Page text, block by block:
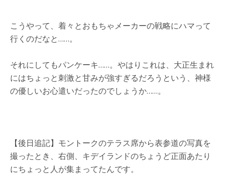
こうやって、着々とおもちゃメーカーの戦略にハマって
行くのだなと……。
それにしてもパンケーキ……。やはりこれは、大正生まれ
にはちょっと刺激と甘みが強すぎるだろうという、神様
の優しいお心遣いだったのでしょうか……。
【後日追記】モントークのテラス席から表参道の写真を
撮ったとき、右側、キデイランドのちょうど正面あたり
にちょっと人が集まってたんです。